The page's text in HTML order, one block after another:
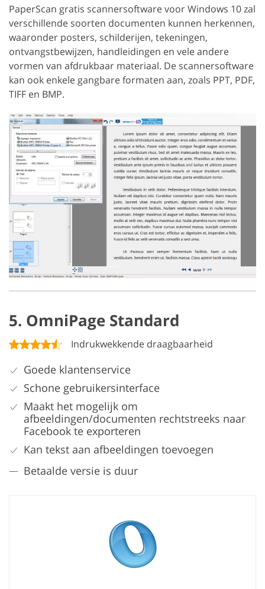
PaperScan gratis scannersoftware voor Windows 10 zal
verschillende soorten documenten kunnen herkennen,
waaronder posters, schilderijen, tekeningen,
ontvangstbewijzen, handleidingen en vele andere
vormen van afdrukbaar materiaal. De scannersoftware
kan ook enkele gangbare formaten aan, zoals PPT, PDF,
TIFF en BMP.
5. OmniPage Standard
Indrukwekkende draagbaarheid
Goede klantenservice
Schone gebruikersinterface
Maakt het mogelijk om
afbeeldingen/documenten rechtstreeks naar
Facebook te exporteren
Kan tekst aan afbeeldingen toevoegen
Betaalde versie is duur